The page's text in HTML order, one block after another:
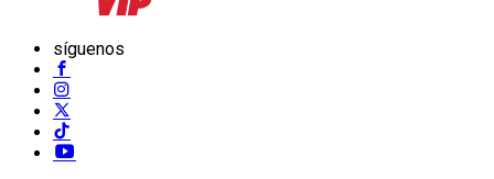
síguenos